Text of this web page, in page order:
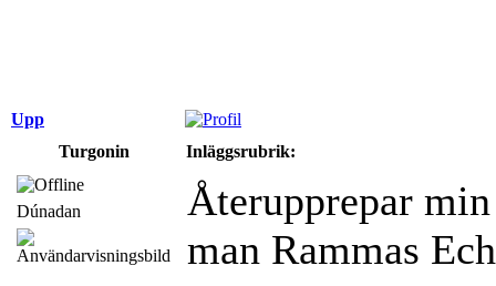
Upp
Turgonin
Inläggsrubrik:
Dúnadan
Återupprepar
man Rammas